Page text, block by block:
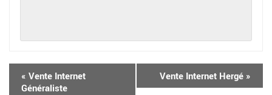
« Vente Internet
Généraliste
Vente Internet Hergé »